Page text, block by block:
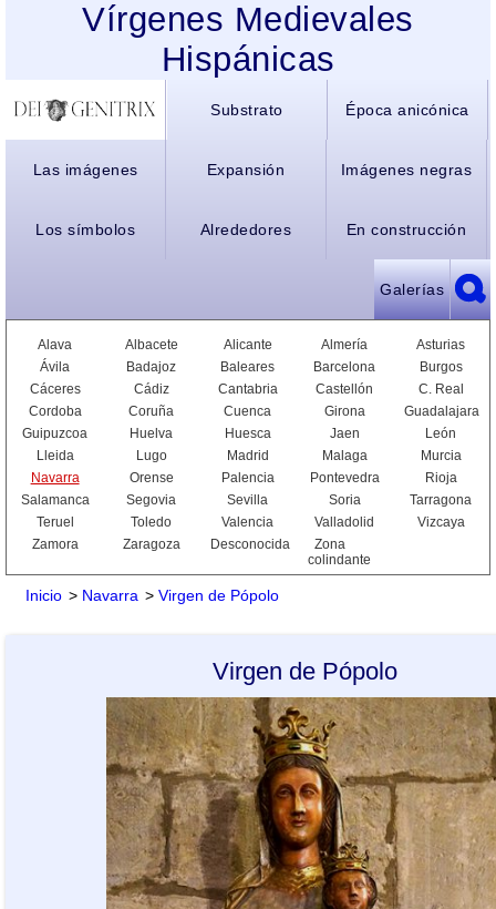
Vírgenes Medievales
Hispánicas
Substrato Época anicónica
Las imágenes Expansión Imágenes negras
Los símbolos Alrededores En construcción
Galerías
Alava Albacete Alicante Almería
Asturias
Ávila
Badajoz Baleares Barcelona
Burgos
Cáceres
Cádiz Cantabria Castellón
C. Real
Cordoba
Coruña Cuenca Girona
Guadalajara
Guipuzcoa
Huelva Huesca Jaen
León
Lleida
Lugo Madrid Malaga
Murcia
Navarra
Orense Palencia Pontevedra
Rioja
Salamanca
Segovia Sevilla Soria
Tarragona
Teruel
Toledo Valencia Valladolid
Vizcaya
Zamora
Zaragoza Desconocida
Zona
colindante
Inicio > Navarra > Virgen de Pópolo
Virgen de Pópolo